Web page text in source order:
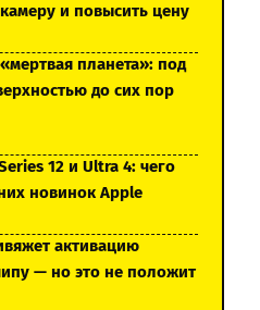
и повысить цену
планета»: под
до сих пор
12 и Ultra 4: чего
новинок Apple
активацию
— но это не положит